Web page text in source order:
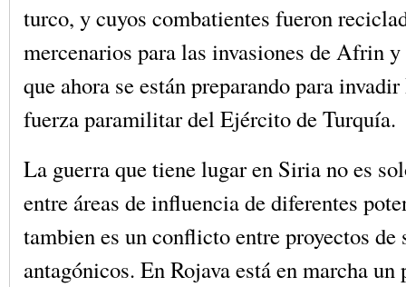
turco, y cuyos combatientes fueron
mercenarios para las invasiones de Afrin
que ahora se están preparando para
fuerza paramilitar del Ejército de Turquía.
La guerra que tiene lugar en Siria no es
entre áreas de influencia de diferentes
tambien es un conflicto entre proyectos de
antagónicos. En Rojava está en marcha un